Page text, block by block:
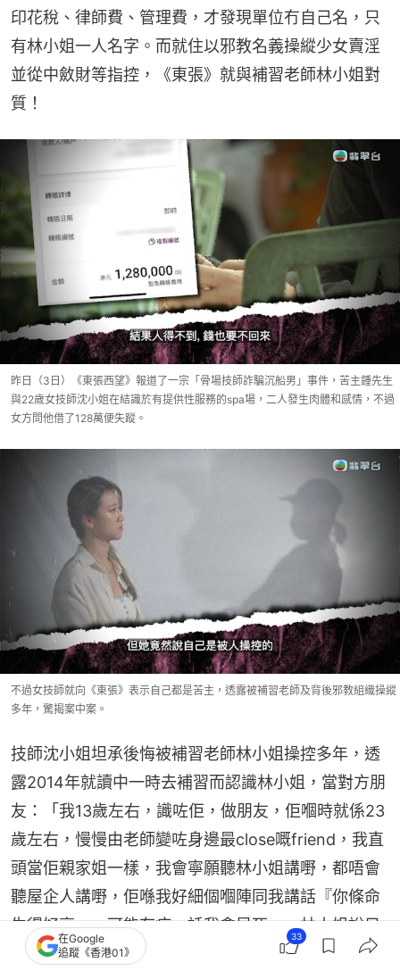
印花稅、律師費、管理費，才發現單位冇自己名，只
有林小姐一人名字。而就住以邪教名義操縱少女賣淫
並從中斂財等指控，《東張》就與補習老師林小姐對
質！
昨日（3日）《東張西望》報道了一宗「骨場技師詐騙沉船男」事件，苦主鍾先生
與22歲女技師沈小姐在結識於有提供性服務的spa場，二人發生肉體和感情，不過
女方問他借了128萬便失蹤。
不過女技師就向《東張》表示自己都是苦主，透露被補習老師及背後邪教組織操縱
多年，驚揭案中案。
技師沈小姐坦承後悔被補習老師林小姐操控多年，透
露2014年就讀中一時去補習而認識林小姐，當對方朋
友：「我13歲左右，識咗佢，做朋友，佢嗰時就係23
歲左右，慢慢由老師變咗身邊最close嘅friend，我直
頭當佢親家姐一樣，我會寧願聽林小姐講嘢，都唔會
聽屋企人講嘢，佢喺我好細個嗰陣同我講話『你條命
生得好衰』，可能有病，話我會早死。」林小姐說只
要加入組織就會越來越好，技師續說：「佢會將呢個
在Google
追蹤《香港01》
33